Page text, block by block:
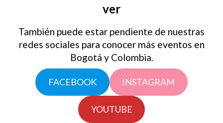
ver
También puede estar pendiente de nuestras
redes sociales para conocer más eventos en
Bogotá y Colombia.
FACEBOOK INSTAGRAM
YOUTUBE